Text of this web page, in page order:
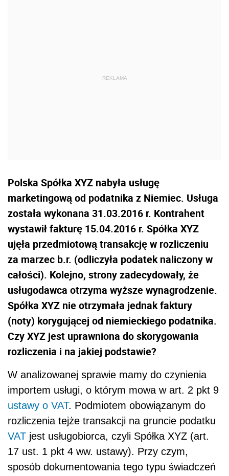
Polska Spółka XYZ nabyła usługę
marketingową od podatnika z Niemiec. Usługa
została wykonana 31.03.2016 r. Kontrahent
wystawił fakturę 15.04.2016 r. Spółka XYZ
ujęła przedmiotową transakcję w rozliczeniu
za marzec b.r. (odliczyła podatek naliczony w
całości). Kolejno, strony zadecydowały, że
usługodawca otrzyma wyższe wynagrodzenie.
Spółka XYZ nie otrzymała jednak faktury
(noty) korygującej od niemieckiego podatnika.
Czy XYZ jest uprawniona do skorygowania
rozliczenia i na jakiej podstawie?
W analizowanej sprawie mamy do czynienia
importem usługi, o którym mowa w art. 2 pkt 9
ustawy o VAT. Podmiotem obowiązanym do
rozliczenia tejże transakcji na gruncie podatku
VAT jest usługobiorca, czyli Spółka XYZ (art.
17 ust. 1 pkt 4 ww. ustawy). Przy czym,
sposób dokumentowania tego typu świadczeń